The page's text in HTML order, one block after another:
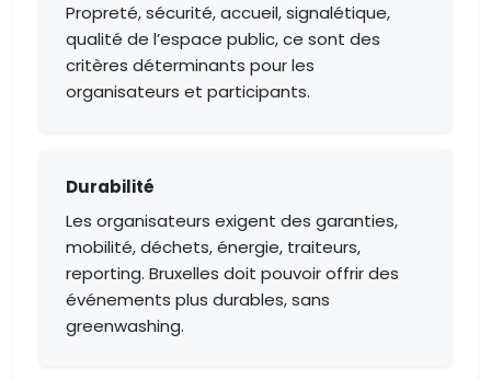
Propreté, sécurité, accueil, signalétique,
qualité de l’espace public, ce sont des
critères déterminants pour les
organisateurs et participants.
Durabilité
Les organisateurs exigent des garanties,
mobilité, déchets, énergie, traiteurs,
reporting. Bruxelles doit pouvoir offrir des
événements plus durables, sans
greenwashing.